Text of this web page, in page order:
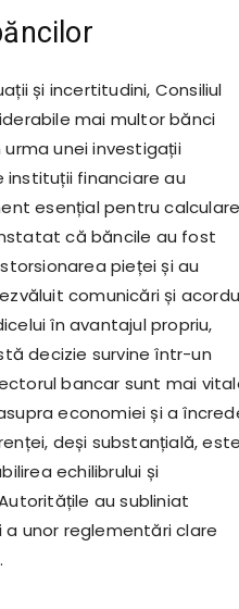
și incertitudini, Consiliul
mai multor bănci
unei investigații
financiare au
esențial pentru
că băncile au fost
pieței și au
comunicări și
în avantajul propriu,
decizie survine într-un
bancar sunt mai
economiei și a
deși substanțială, este
echilibrului și
au subliniat
unor reglementări clare